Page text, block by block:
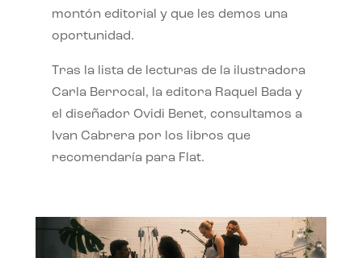
montón editorial y que les demos una
oportunidad.
Tras la lista de lecturas de la ilustradora
Carla Berrocal, la editora Raquel Bada y
el diseñador Ovidi Benet, consultamos a
Ivan Cabrera por los libros que
recomendaría para Flat.